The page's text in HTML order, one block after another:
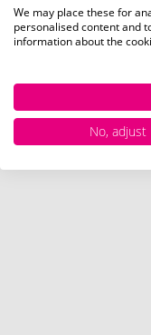
We may place these for
personalised content and
information about the
No, adjust